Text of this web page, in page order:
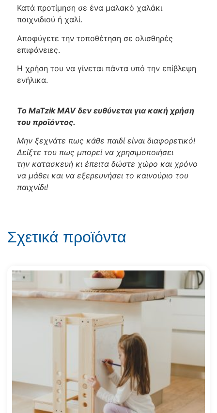
Κατά προτίμηση σε ένα μαλακό χαλάκι
παιχνιδιού ή χαλί.
Αποφύγετε την τοποθέτηση σε ολισθηρές
επιφάνειες.
Η χρήση του να γίνεται πάντα υπό την επίβλεψη
ενήλικα.
Το MaTzik MAV δεν ευθύνεται για κακή χρήση
του προϊόντος.
Μην ξεχνάτε πως κάθε παιδί είναι διαφορετικό!
Δείξτε του πως μπορεί να χρησιμοποιήσει
την κατασκευή κι έπειτα δώστε χώρο και χρόνο
να μάθει και να εξερευνήσει το καινούριο του
παιχνίδι!
Σχετικά προϊόντα